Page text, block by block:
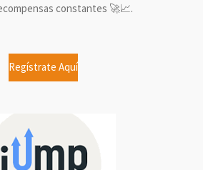
constantes 🚀📈.
Regístrate Aquí